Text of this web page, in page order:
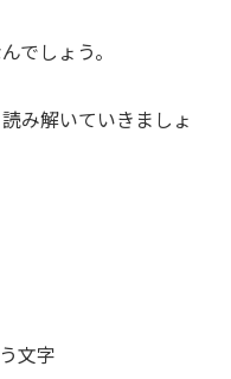
でしょう。
み解いていきましょ
文字